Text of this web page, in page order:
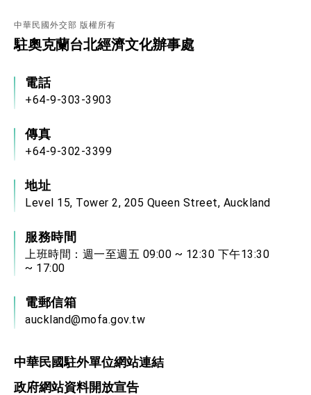
總統重要談話
外交部重要言論
中華民國外交部 版權所有
駐奧克蘭台北經濟文化辦事處
電話
+64-9-303-3903
傳真
+64-9-302-3399
地址
Level 15, Tower 2, 205 Queen Street, Auckland
服務時間
上班時間：週一至週五 09:00 ~ 12:30 下午13:30
~ 17:00
電郵信箱
auckland@mofa.gov.tw
中華民國駐外單位網站連結
政府網站資料開放宣告